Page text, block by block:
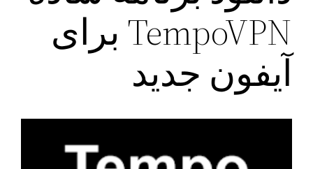
TempoVPN برای
آیفون جدید